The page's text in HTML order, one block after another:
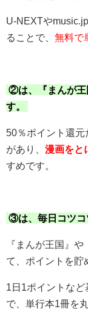
U-NEXTや
ることで、 無料で
②は、『まんが王
す。
50％ポイント還
があり、 漫画をと
すめです。
③は、毎日コツコ
『まんが王国』
て、ポイントを貯
1日1ポイントな
で、単行本1冊を